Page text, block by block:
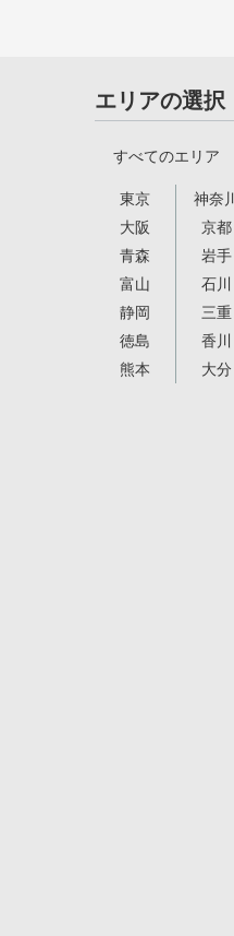
エリアの選択
すべてのエリア
東京 神奈川
大阪
京都
青森
岩手
富山
石川
静岡
三重
徳島
香川
熊本
大分